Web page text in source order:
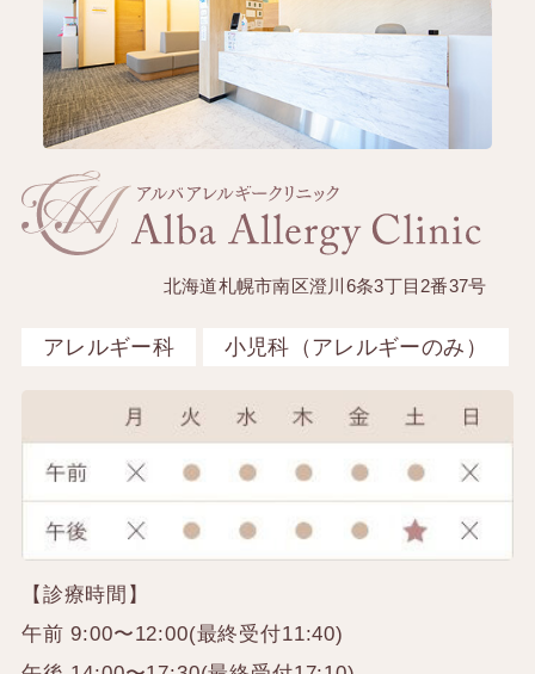
北海道札幌市南区澄川6条3丁目2番37号
アレルギー科 小児科（アレルギーのみ）
【診療時間】
午前 9:00〜12:00(最終受付11:40)